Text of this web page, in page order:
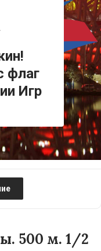
флаг
Игр
500 м. 1/2